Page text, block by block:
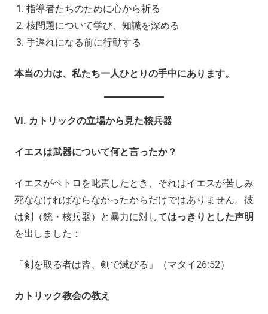
指導者たちのために心から祈る
核問題について学び、知識を深める
手遅れになる前に行動する
本当の力は、私たち一人ひとりの手中にあります。
VI. カトリックの立場から見た核兵器
イエスは武器について何と言ったか？
イエスがペトロを叱責したとき、それはイエスが苦しみ
死ななければならなかったからだけではありません。彼
は剣（銃・核兵器）と暴力に対してはっきりとした声明
を出しました：
「剣を取る者は皆、剣で滅びる」（マタイ26:52）
カトリック教会の教え